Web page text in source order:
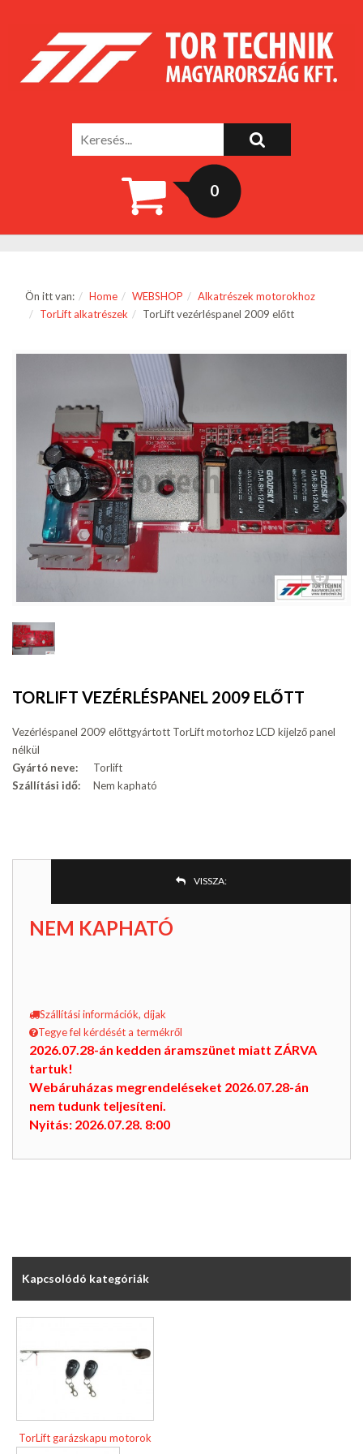
0
Ön itt van: Home WEBSHOP
Alkatrészek motorokhoz
TorLift alkatrészek
TorLift vezérléspanel 2009 előtt
TORLIFT VEZÉRLÉSPANEL 2009 ELŐTT
Vezérléspanel 2009 előttgyártott TorLift motorhoz LCD kijelző panel
nélkül
Gyártó neve:
Torlift
Szállítási idő:
Nem kapható
VISSZA:
NEM KAPHATÓ
Szállítási információk, díjak
Tegye fel kérdését a termékről
2026.07.28-án kedden áramszünet miatt ZÁRVA
tartuk!
Webáruházas megrendeléseket 2026.07.28-án
nem tudunk teljesíteni.
Nyitás: 2026.07.28. 8:00
Kapcsolódó kategóriák
TorLift garázskapu motorok